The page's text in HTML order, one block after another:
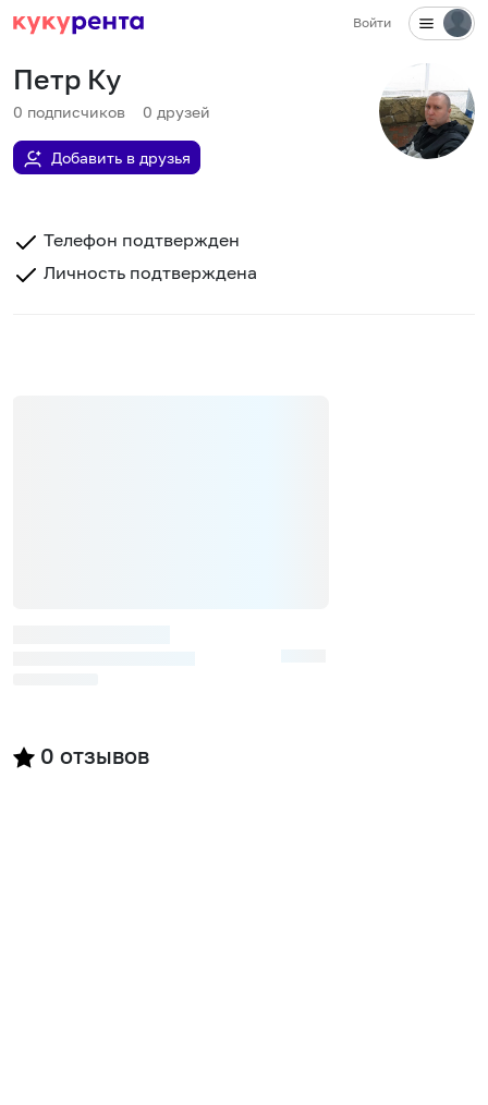
Войти
Петр Ку
0 подписчиков 0 друзей
Добавить в друзья
Телефон подтвержден
Личность подтверждена
0 отзывов